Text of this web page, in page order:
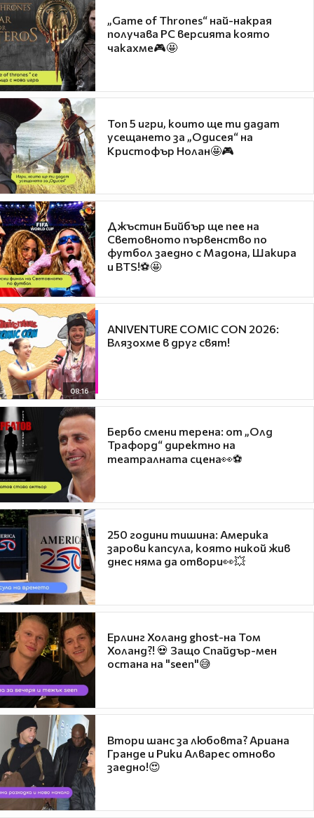
„Game of Thrones“ най-накрая
получава PC версията която
чакахме🎮🤩
Топ 5 игри, които ще ти дадат
усещането за „Одисея“ на
Кристофър Нолан🤩🎮
Джъстин Бийбър ще пее на
Световното първенство по
футбол заедно с Мадона, Шакира
и BTS!⚽🤩
08:16
ANIVENTURE COMIC CON 2026:
Влязохме в друг свят!
Бербо смени терена: от „Олд
Трафорд“ директно на
театралната сцена👀⚽
250 години тишина: Америка
зарови капсула, която никой жив
днес няма да отвори👀💥
Ерлинг Холанд ghost-на Том
Холанд?! 💀 Защо Спайдър-мен
остана на "seen"😅
Втори шанс за любовта? Ариана
Гранде и Рики Алварес отново
заедно!😍